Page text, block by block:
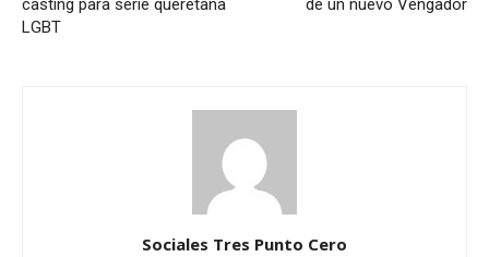
casting para serie queretana
LGBT
de un nuevo Vengador
Sociales Tres Punto Cero